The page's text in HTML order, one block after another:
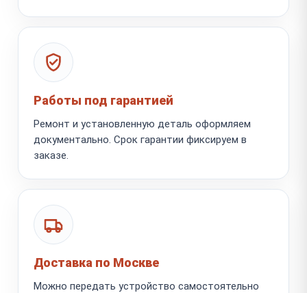
Работы под гарантией
Ремонт и установленную деталь оформляем
документально. Срок гарантии фиксируем в
заказе.
Доставка по Москве
Можно передать устройство самостоятельно